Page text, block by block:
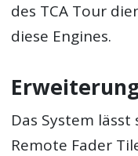
des TCA Tour
diese Engines.
Das System
Remote Fader